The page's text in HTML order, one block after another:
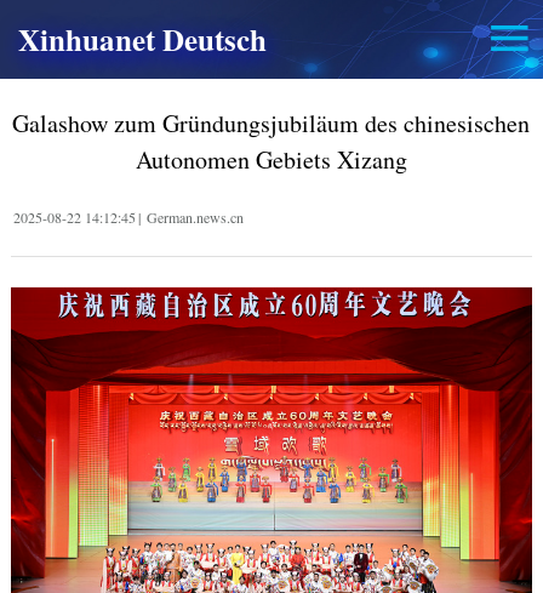
Xinhuanet Deutsch
Galashow zum Gründungsjubiläum des chinesischen
Autonomen Gebiets Xizang
2025-08-22 14:12:45| German.news.cn